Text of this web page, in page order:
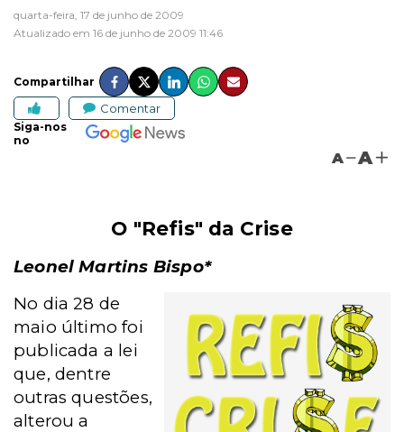
quarta-feira, 17 de junho de 2009
Atualizado em 16 de junho de 2009 11:46
Compartilhar
Comentar
Siga-nos
no
A A
O "Refis" da Crise
Leonel Martins Bispo*
No dia 28 de
maio último foi
publicada a lei
que, dentre
outras questões,
alterou a